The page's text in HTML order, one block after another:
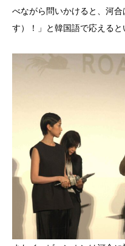
べながら問いかけると、河
す）！」と韓国語で応えると